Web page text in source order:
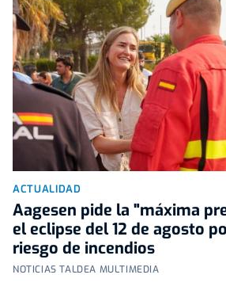
ACTUALIDAD
Aagesen pide la "máxima
el eclipse del 12 de agosto
riesgo de incendios
NOTICIAS TALDEA MULTIMEDIA